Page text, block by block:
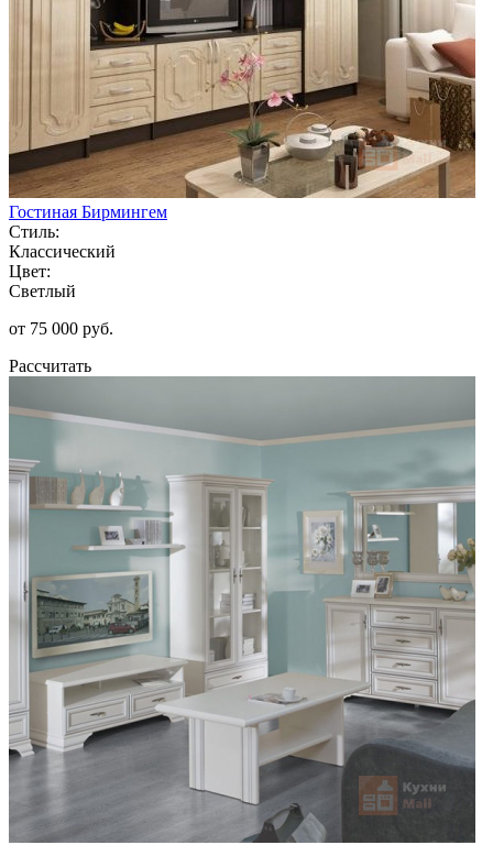
Гостиная Бирмингем
Стиль:
Классический
Цвет:
Светлый
от 75 000 руб.
Рассчитать